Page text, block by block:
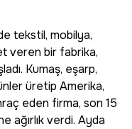
tekstil, mobilya,
veren bir fabrika,
Kumaş, eşarp,
üretip Amerika,
eden firma, son 15
ağırlık verdi. Ayda